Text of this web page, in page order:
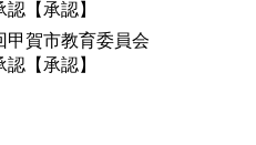
【承認】
甲賀市教育委員会
【承認】